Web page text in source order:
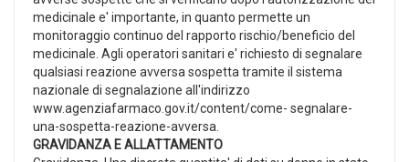
medicinale e' importante, in quanto permette un
monitoraggio continuo del rapporto rischio/beneficio del
medicinale. Agli operatori sanitari e' richiesto di segnalare
qualsiasi reazione avversa sospetta tramite il sistema
nazionale di segnalazione all'indirizzo
www.agenziafarmaco.gov.it/content/come- segnalare-
una-sospetta-reazione-avversa.
GRAVIDANZA E ALLATTAMENTO